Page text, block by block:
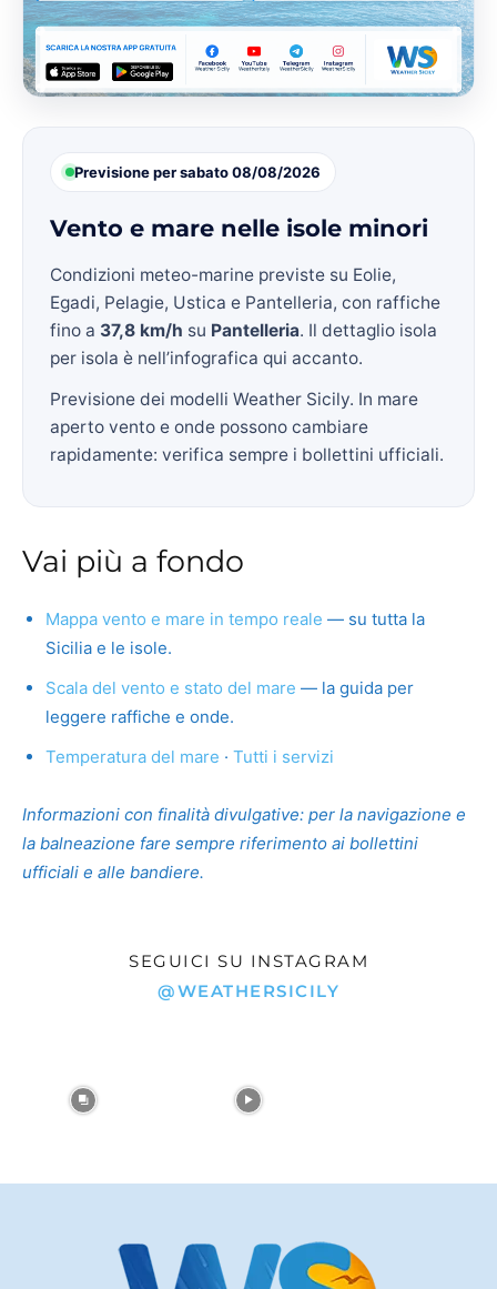
Previsione per sabato 08/08/2026
Vento e mare nelle isole minori
Condizioni meteo-marine previste su Eolie,
Egadi, Pelagie, Ustica e Pantelleria, con raffiche
fino a 37,8 km/h su Pantelleria. Il dettaglio isola
per isola è nell’infografica qui accanto.
Previsione dei modelli Weather Sicily. In mare
aperto vento e onde possono cambiare
rapidamente: verifica sempre i bollettini ufficiali.
Vai più a fondo
Mappa vento e mare in tempo reale — su tutta la
Sicilia e le isole.
Scala del vento e stato del mare — la guida per
leggere raffiche e onde.
Temperatura del mare · Tutti i servizi
Informazioni con finalità divulgative: per la navigazione e
la balneazione fare sempre riferimento ai bollettini
ufficiali e alle bandiere.
SEGUICI SU INSTAGRAM
@WEATHERSICILY